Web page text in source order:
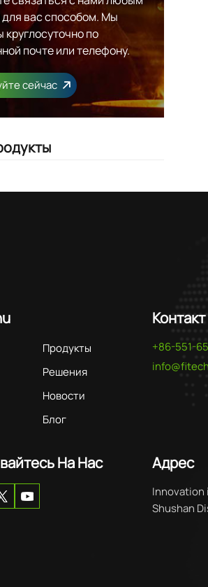
вас способом. Мы
круглосуточно по
почте или телефону.
сейчас
Продукты
Решения
Новости
Блог
Контакт
+86-551-
На Нас Адрес
Innovation
Shushan